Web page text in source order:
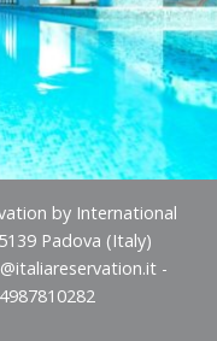
by International
Padova (Italy)
-